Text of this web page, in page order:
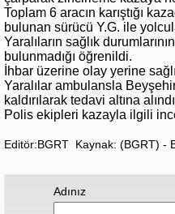
Toplam 6 aracın karıştığı
bulunan sürücü Y.G. ile
Yaralıların sağlık
bulunmadığı öğrenildi.
İhbar üzerine olay yerine
Yaralılar ambulansla
kaldırılarak tedavi altına
Polis ekipleri kazayla ilgili
Editör:BGRT Kaynak: (BGRT) -
Adınız